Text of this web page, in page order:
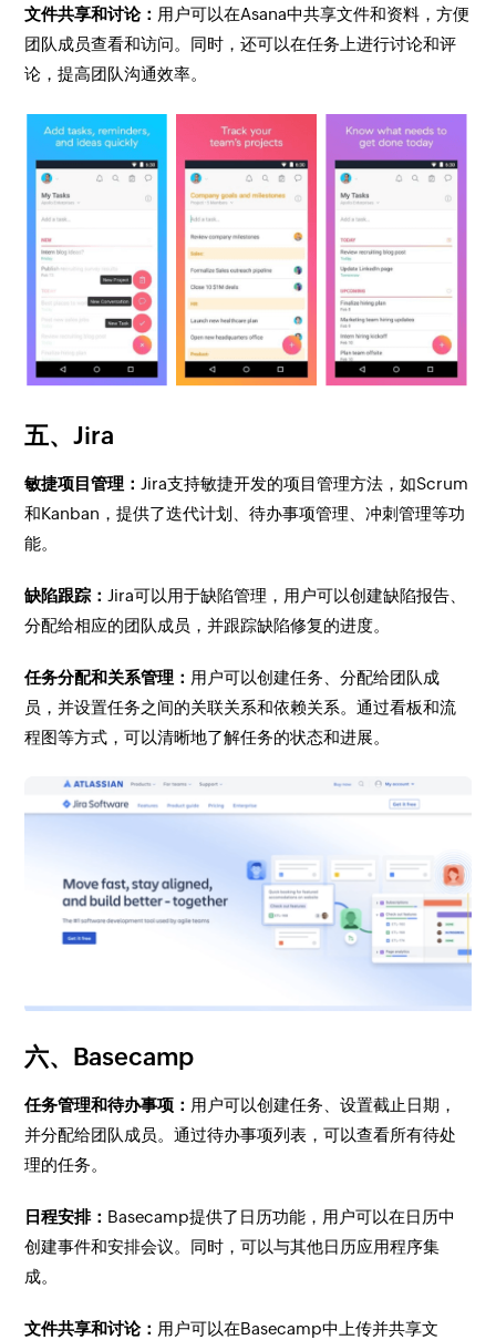
文件共享和讨论： 用户可以在Asana中共享文件和资料，方便
团队成员查看和访问。同时，还可以在任务上进行讨论和评
论，提高团队沟通效率。
五、Jira
敏捷项目管理：Jira支持敏捷开发的项目管理方法，如Scrum
和Kanban，提供了迭代计划、待办事项管理、冲刺管理等功
能。
缺陷跟踪：Jira可以用于缺陷管理，用户可以创建缺陷报告、
分配给相应的团队成员，并跟踪缺陷修复的进度。
任务分配和关系管理： 用户可以创建任务、分配给团队成
员，并设置任务之间的关联关系和依赖关系。通过看板和流
程图等方式，可以清晰地了解任务的状态和进展。
六、Basecamp
任务管理和待办事项： 用户可以创建任务、设置截止日期，
并分配给团队成员。通过待办事项列表，可以查看所有待处
理的任务。
日程安排： Basecamp提供了日历功能，用户可以在日历中
创建事件和安排会议。同时，可以与其他日历应用程序集
成。
文件共享和讨论： 用户可以在Basecamp中上传并共享文